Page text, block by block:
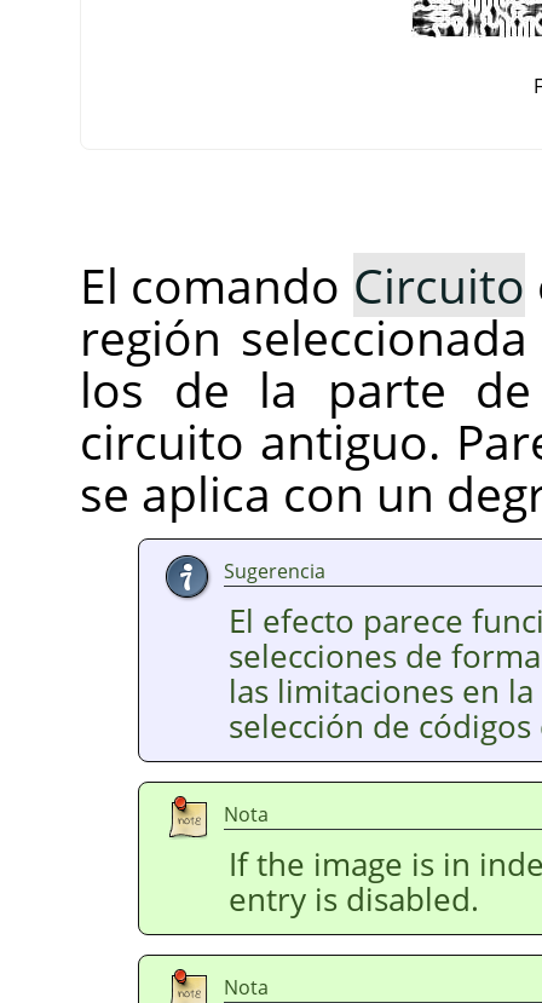
El comando Circuito
región
los de la parte
circuito antiguo.
se aplica con un
Sugerencia
El efecto parece
selecciones de
las limitaciones en
selección de
Nota
If the image is in
entry is disabled.
Nota